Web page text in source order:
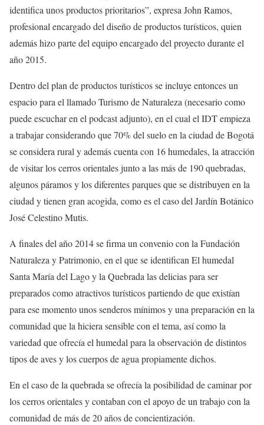
identifica unos productos prioritarios”, expresa John Ramos,
profesional encargado del diseño de productos turísticos, quien
además hizo parte del equipo encargado del proyecto durante el
año 2015.
Dentro del plan de productos turísticos se incluye entonces un
espacio para el llamado Turismo de Naturaleza (necesario como
puede escuchar en el podcast adjunto), en el cual el IDT empieza
a trabajar considerando que 70% del suelo en la ciudad de Bogotá
se considera rural y además cuenta con 16 humedales, la atracción
de visitar los cerros orientales junto a las más de 190 quebradas,
algunos páramos y los diferentes parques que se distribuyen en la
ciudad y tienen gran acogida, como es el caso del Jardín Botánico
José Celestino Mutis.
A finales del año 2014 se firma un convenio con la Fundación
Naturaleza y Patrimonio, en el que se identifican El humedal
Santa María del Lago y la Quebrada las delicias para ser
preparados como atractivos turísticos partiendo de que existían
para ese momento unos senderos mínimos y una preparación en la
comunidad que la hiciera sensible con el tema, así como la
variedad que ofrecía el humedal para la observación de distintos
tipos de aves y los cuerpos de agua propiamente dichos.
En el caso de la quebrada se ofrecía la posibilidad de caminar por
los cerros orientales y contaban con el apoyo de un trabajo con la
comunidad de más de 20 años de concientización.